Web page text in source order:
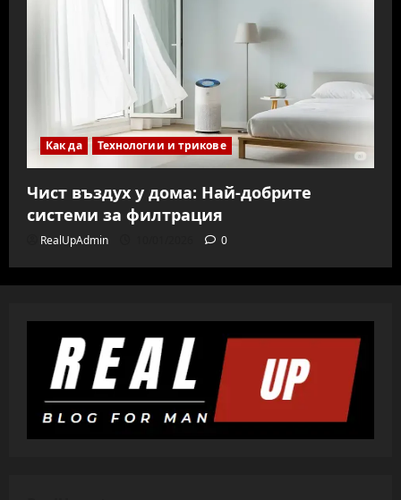
Как да Технологии и трикове
Чист въздух у дома: Най-добрите
системи за филтрация
RealUpAdmin 0